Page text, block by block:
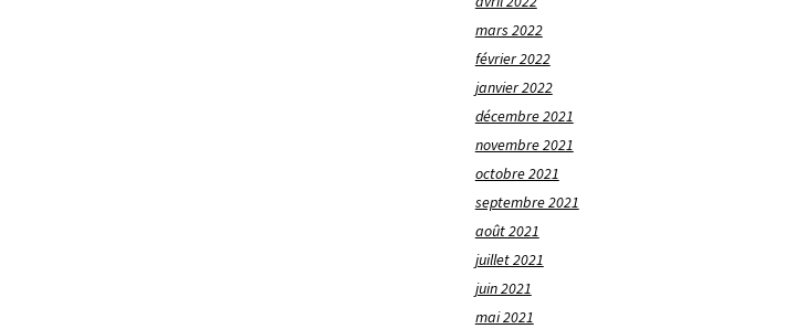
mars 2022
février 2022
janvier 2022
décembre 2021
novembre 2021
octobre 2021
septembre 2021
août 2021
juillet 2021
juin 2021
mai 2021